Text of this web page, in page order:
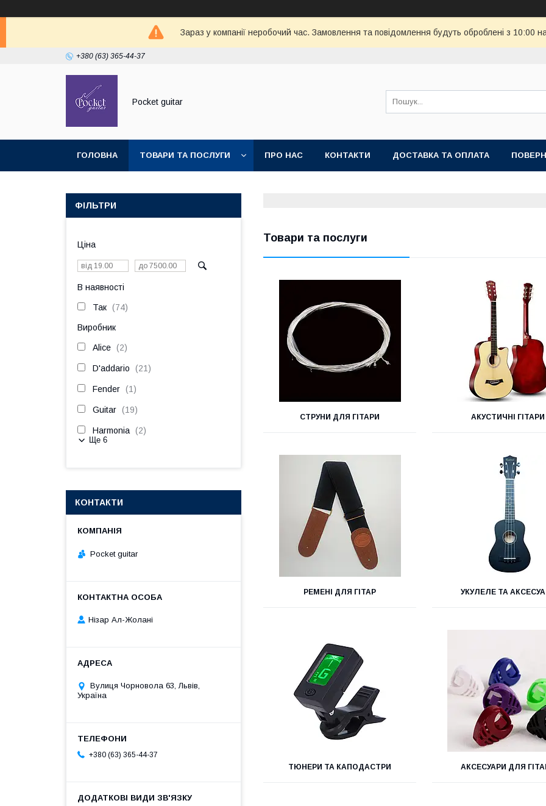
Зараз у компанії неробочий час. Замовлення та повідомлення будуть оброблені з 10:00
+380 (63) 365-44-37
Pocket guitar
ГОЛОВНА ТОВАРИ ТА ПОСЛУГИ ПРО НАС КОНТАКТИ ДОСТАВКА ТА ОПЛАТА
Товари та послуги
CТРУНИ ДЛЯ ГІТАРИ АКУСТИЧНІ ГІТАРИ
РЕМЕНІ ДЛЯ ГІТАР УКУЛЕЛЕ ТА
ТЮНЕРИ ТА КАПОДАСТРИ АКСЕСУАРИ ДЛЯ
ФІЛЬТРИ
Ціна
В наявності
Так 74
Виробник
Alice 2
D'addario 21
Fender 1
Guitar 19
Harmonia 2
Ще 6
КОНТАКТИ
Pocket guitar
Нізар Ал-Жолані
Вулиця Чорновола 63, Львів,
Україна
+380 (63) 365-44-37